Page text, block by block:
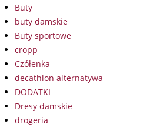
Buty
buty damskie
Buty sportowe
cropp
Czółenka
decathlon alternatywa
DODATKI
Dresy damskie
drogeria